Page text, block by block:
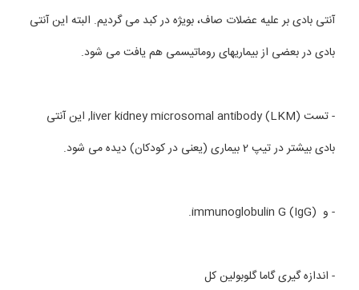
آنتی بادی بر علیه عضلات صاف، بویژه در کبد می گردیم. البته این آنتی
بادی در بعضی از بیماریهای روماتیسمی هم یافت می شود.
- تست liver kidney microsomal antibody (LKM), این آنتی
بادی بیشتر در تیپ 2 بیماری (یعنی در کودکان) دیده می شود.
- و immunoglobulin G (IgG).
- اندازه گیری گاما گلوبولین کل